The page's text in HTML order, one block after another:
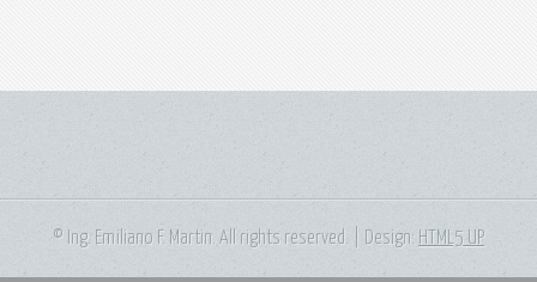
© Ing. Emiliano F. Martin. All rights reserved. | Design: HTML5 UP